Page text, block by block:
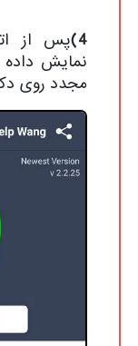
4) پس از
نمایش
مجدد روی